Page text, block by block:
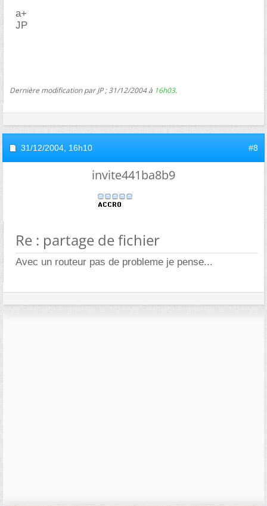
a+
JP
Dernière modification par JP ; 31/12/2004 à 16h03.
31/12/2004, 16h10 #8
invite441ba8b9
Re : partage de fichier
Avec un routeur pas de probleme je pense...